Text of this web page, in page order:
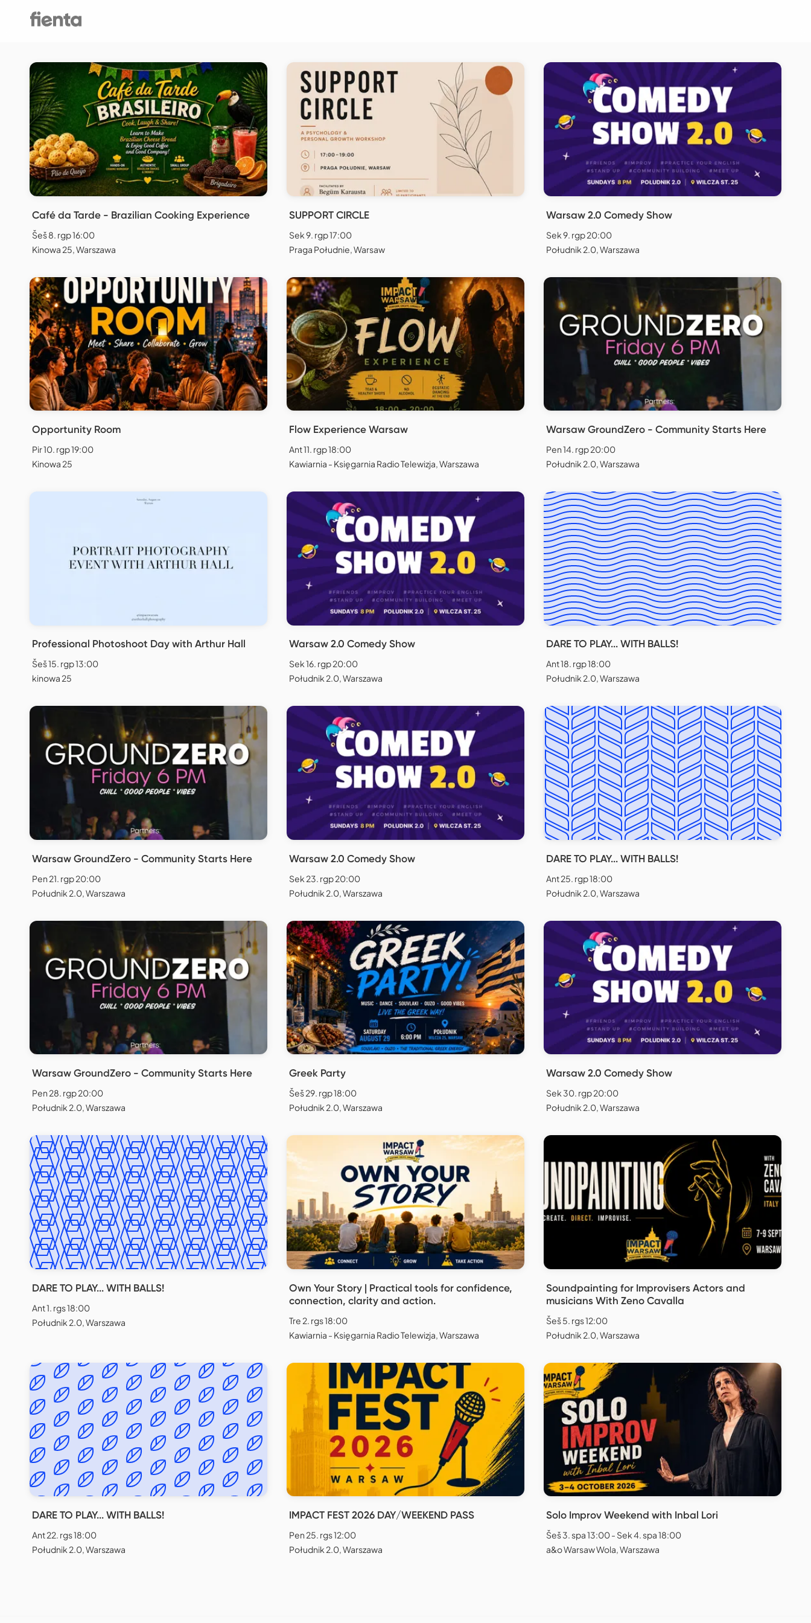
Café da Tarde - Brazilian Cooking Experience
Šeš 8. rgp 16:00
Kinowa 25, Warszawa
SUPPORT CIRCLE
Sek 9. rgp 17:00
Praga Południe, Warsaw
Warsaw 2.0 Comedy Show
Sek 9. rgp 20:00
Południk 2.0, Warszawa
Opportunity Room
Pir 10. rgp 19:00
Kinowa 25
Flow Experience Warsaw
Ant 11. rgp 18:00
Kawiarnia - Księgarnia Radio Telewizja, Warszawa
Warsaw GroundZero - Community Starts Here
Pen 14. rgp 20:00
Południk 2.0, Warszawa
Professional Photoshoot Day with Arthur Hall
Šeš 15. rgp 13:00
kinowa 25
Warsaw 2.0 Comedy Show
Sek 16. rgp 20:00
Południk 2.0, Warszawa
DARE TO PLAY... WITH BALLS!
Ant 18. rgp 18:00
Południk 2.0, Warszawa
Warsaw GroundZero - Community Starts Here
Pen 21. rgp 20:00
Południk 2.0, Warszawa
Warsaw 2.0 Comedy Show
Sek 23. rgp 20:00
Południk 2.0, Warszawa
DARE TO PLAY... WITH BALLS!
Ant 25. rgp 18:00
Południk 2.0, Warszawa
Warsaw GroundZero - Community Starts Here
Pen 28. rgp 20:00
Południk 2.0, Warszawa
Greek Party
Šeš 29. rgp 18:00
Południk 2.0, Warszawa
Warsaw 2.0 Comedy Show
Sek 30. rgp 20:00
Południk 2.0, Warszawa
DARE TO PLAY... WITH BALLS!
Ant 1. rgs 18:00
Południk 2.0, Warszawa
Own Your Story | Practical tools for confidence,
connection, clarity and action.
Tre 2. rgs 18:00
Kawiarnia - Księgarnia Radio Telewizja, Warszawa
Soundpainting for Improvisers Actors and
musicians With Zeno Cavalla
Šeš 5. rgs 12:00
Południk 2.0, Warszawa
DARE TO PLAY... WITH BALLS!
Ant 22. rgs 18:00
Południk 2.0, Warszawa
IMPACT FEST 2026 DAY/WEEKEND PASS
Pen 25. rgs 12:00
Południk 2.0, Warszawa
Solo Improv Weekend with Inbal Lori
Šeš 3. spa 13:00 - Sek 4. spa 18:00
a&o Warsaw Wola, Warszawa